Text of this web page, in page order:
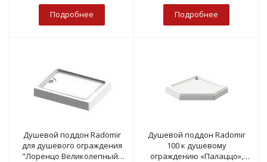
Подробнее Подробнее
Душевой поддон Radomir
для душевого ограждения
"Лоренцо Великолепный"
Душевой поддон Radomir
100 к душевому
ограждению «Палаццо»,